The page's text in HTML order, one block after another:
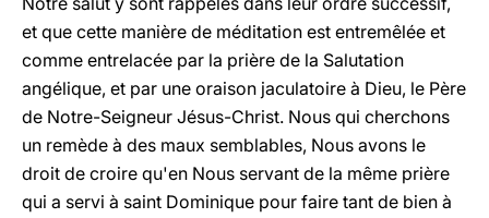
et que cette manière de méditation est entremêlée et
comme entrelacée par la prière de la Salutation
angélique, et par une oraison jaculatoire à Dieu, le Père
de Notre-Seigneur Jésus-Christ. Nous qui cherchons
un remède à des maux semblables, Nous avons le
droit de croire qu'en Nous servant de la même prière
qui a servi à saint Dominique pour faire tant de bien à